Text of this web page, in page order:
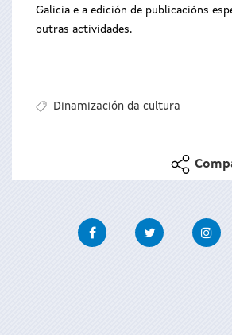
Galicia e a edición de publicacións
outras actividades.
Dinamización da cultura
FacebookTwitter